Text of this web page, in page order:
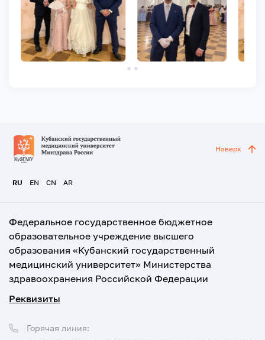
RU EN CN AR
Наверх
Федеральное государственное бюджетное
образовательное учреждение высшего
образования «Кубанский государственный
медицинский университет» Министерства
здравоохранения Российской Федерации
Реквизиты
Горячая линия: